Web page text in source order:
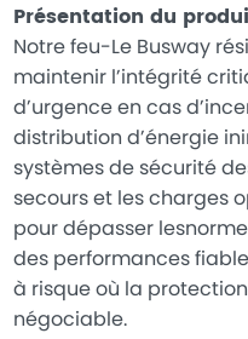
Présentation du
Notre feu-Le Busway
maintenir l’intégrité
d’urgence en cas
distribution d’énergie
systèmes de sécurité
secours et les charges
pour dépasser
des performances
à risque où la
négociable.